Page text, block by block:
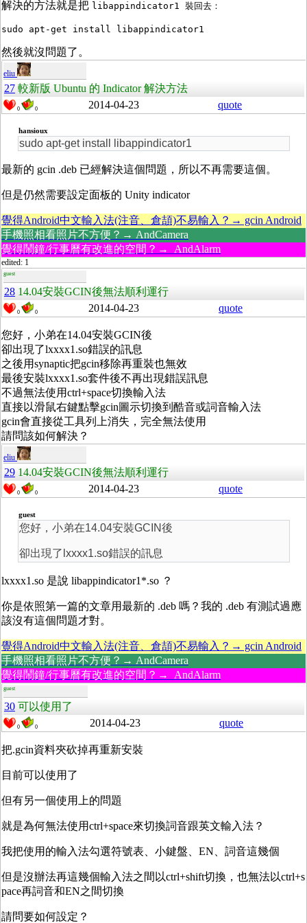
解決的方法就是把 libappindicator1 裝回去：
sudo apt-get install libappindicator1
然後就沒問題了。
eliu
27 較新版 Ubuntu 的 Indicator 解決方法
0 0 2014-04-23 quote
hansioux
sudo apt-get install libappindicator1
最新的 gcin .deb 已經解決這個問題，所以不再需要這個。
但是仍然需要設定面板的 Unity indicator
覺得Android中文輸入法(注音、倉頡)不易輸入？→ gcin Android
手機照相看照片不方便？→ AndCamera
覺得鬧鐘/行事曆有改進的空間？→ AndAlarm
edited: 1
guest
28 14.04安裝GCIN後無法順利運行
0 0 2014-04-23 quote
您好，小弟在14.04安裝GCIN後
卻出現了lxxxx1.so錯誤的訊息
之後用synaptic把gcin移除再重裝也無效
最後安裝lxxxx1.so套件後不再出現錯誤訊息
不過無法使用ctrl+space切換輸入法
直接以滑鼠右鍵點擊gcin圖示切換到酷音或詞音輸入法
gcin會直接從工具列上消失，完全無法使用
請問該如何解決？
eliu
29 14.04安裝GCIN後無法順利運行
0 0 2014-04-23 quote
guest
您好，小弟在14.04安裝GCIN後
卻出現了lxxxx1.so錯誤的訊息
lxxxx1.so 是說 libappindicator1*.so ？
你是依照第一篇的文章用最新的 .deb 嗎？我的 .deb 有測試過應
該沒有這個問題才對。
覺得Android中文輸入法(注音、倉頡)不易輸入？→ gcin Android
手機照相看照片不方便？→ AndCamera
覺得鬧鐘/行事曆有改進的空間？→ AndAlarm
guest
30 可以使用了
0 0 2014-04-23 quote
把.gcin資料夾砍掉再重新安裝
目前可以使用了
但有另一個使用上的問題
就是為何無法使用ctrl+space來切換詞音跟英文輸入法？
我把使用的輸入法勾選符號表、小鍵盤、EN、詞音這幾個
但是沒辦法再這幾個輸入法之間以ctrl+shift切換，也無法以ctrl+s
pace再詞音和EN之間切換
請問要如何設定？